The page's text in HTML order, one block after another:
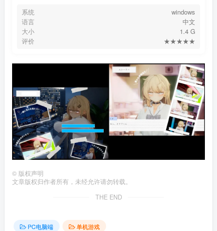
系统
windows
语言
中文
大小
1.4 G
评价
★★★★★
© 版权声明
文章版权归作者所有，未经允许请勿转载。
THE END
PC电脑端
单机游戏